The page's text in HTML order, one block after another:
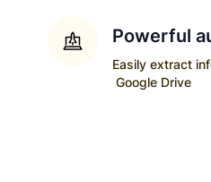
Powerful
Easily extract
Google Drive